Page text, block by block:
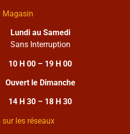
Magasin
Lundi au Samedi
Sans Interruption
10 H 00 – 19 H 00
Ouvert le Dimanche
14 H 30 – 18 H 30
les réseaux